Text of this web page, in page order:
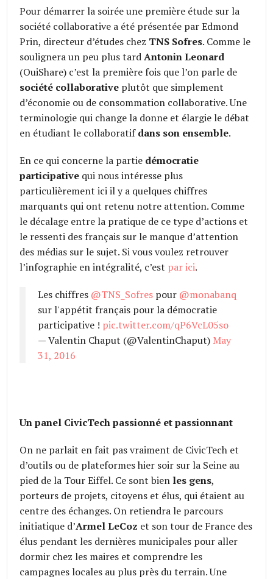
Pour démarrer la soirée une première étude sur la
société collaborative a été présentée par Edmond
Prin, directeur d’études chez TNS Sofres. Comme le
soulignera un peu plus tardAntonin Leonard
(OuiShare) c’est la première fois que l’on parle de
société collaborative plutôt que simplement
d’économie ou de consommation collaborative. Une
terminologie qui change la donne et élargie le débat
en étudiant le collaboratifdans son ensemble.
En ce qui concerne la partie démocratie
participative qui nous intéresse plus
particulièrement ici il y a quelques chiffres
marquants qui ont retenu notre attention. Comme
le décalage entre la pratique de ce type d’actions et
le ressenti des français sur le manque d’attention
des médias sur le sujet. Si vous voulez retrouver
l’infographie en intégralité, c’est par ici.
Les chiffres @TNS_Sofres pour @monabanq
sur l'appétit français pour la démocratie
participative ! pic.twitter.com/qP6VcL05so
— Valentin Chaput (@ValentinChaput) May
31, 2016
Un panel CivicTech passionné et passionnant
On ne parlait en fait pas vraiment de CivicTech et
d’outils ou de plateformes hier soir sur la Seine au
pied de la Tour Eiffel. Ce sont bien les gens,
porteurs de projets, citoyens et élus, qui étaient au
centre des échanges. On retiendra le parcours
initiatique d’Armel LeCoz et son tour de France des
élus pendant les dernières municipales pour aller
dormir chez les maires et comprendre les
campagnes locales au plus près du terrain. Une